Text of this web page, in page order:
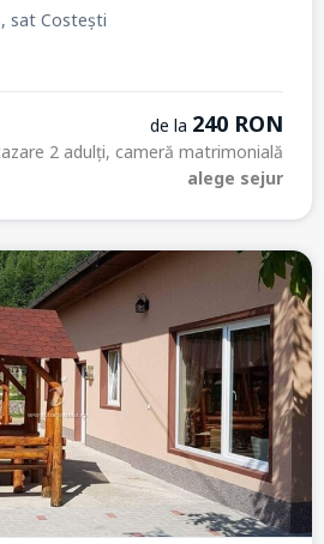
sat Costești
de la 240 RON
2 adulți, cameră matrimonială
alege sejur